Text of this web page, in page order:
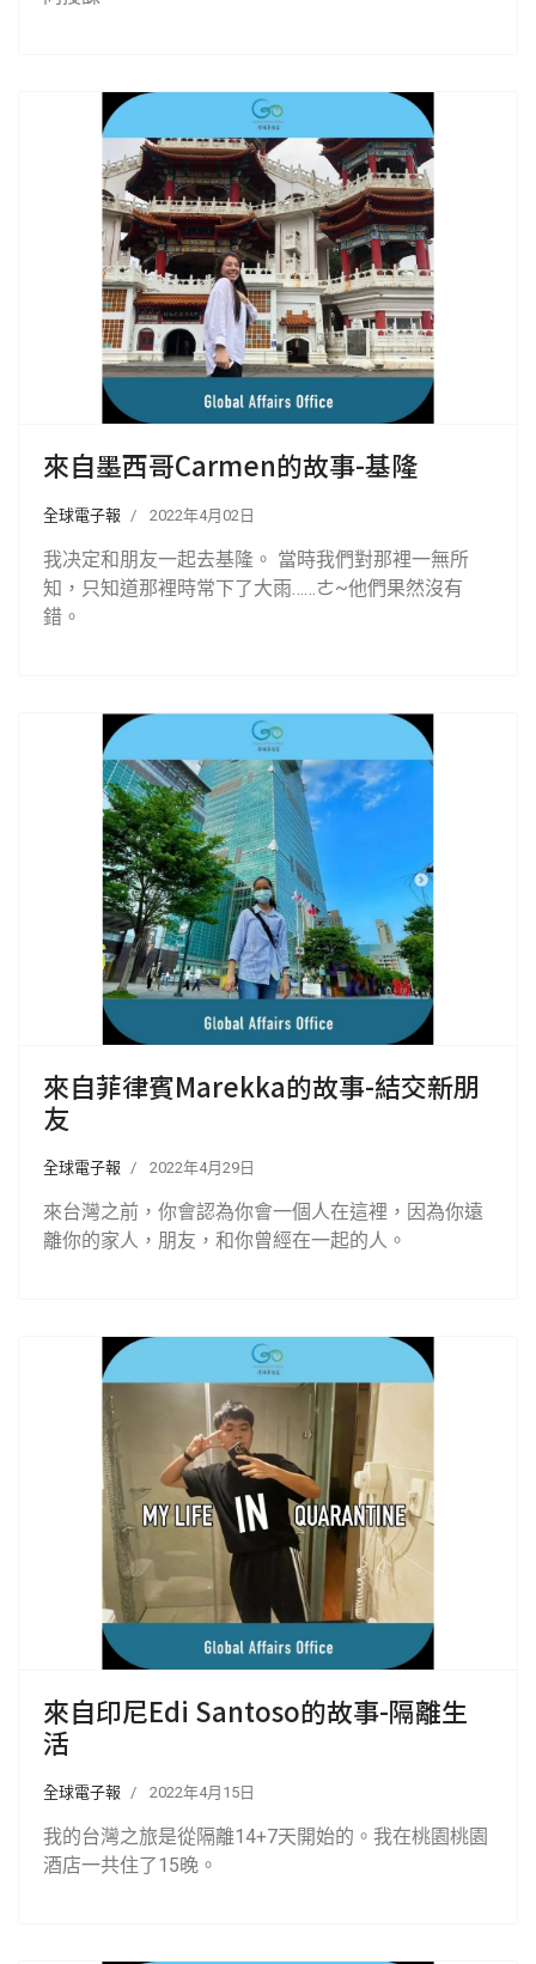
來自墨西哥Carmen的故事-基隆
全球電子報 2022年4月02日
我决定和朋友一起去基隆。 當時我們對那裡一無所
知，只知道那裡時常下了大雨……ㄜ~他們果然沒有
錯。
來自菲律賓Marekka的故事-結交新朋
友
全球電子報 2022年4月29日
來台灣之前，你會認為你會一個人在這裡，因為你遠
離你的家人，朋友，和你曾經在一起的人。
來自印尼Edi Santoso的故事-隔離生
活
全球電子報 2022年4月15日
我的台灣之旅是從隔離14+7天開始的。我在桃園桃園
酒店一共住了15晚。